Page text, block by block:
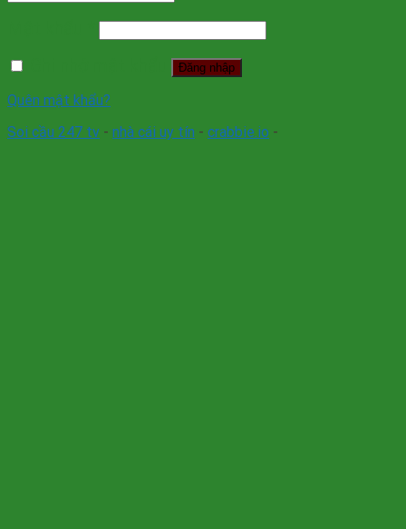
Đăng nhập
Quên mật khẩu?
Soi cầu 247 tv - nhà cái uy tín - crabbie.io -